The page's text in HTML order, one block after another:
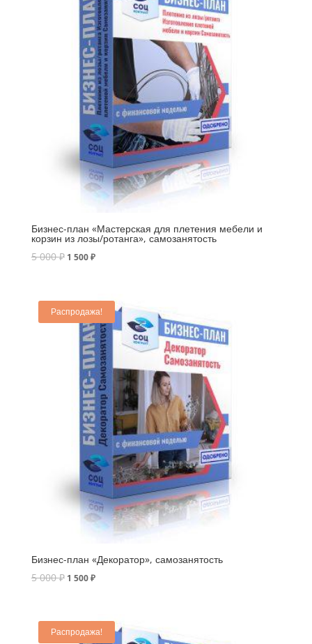
Бизнес-план «Мастерская для плетения мебели и
корзин из лозы/ротанга», самозанятость
5 000₽ 1 500₽
Распродажа!
Бизнес-план «Декоратор», самозанятость
5 000₽ 1 500₽
Распродажа!